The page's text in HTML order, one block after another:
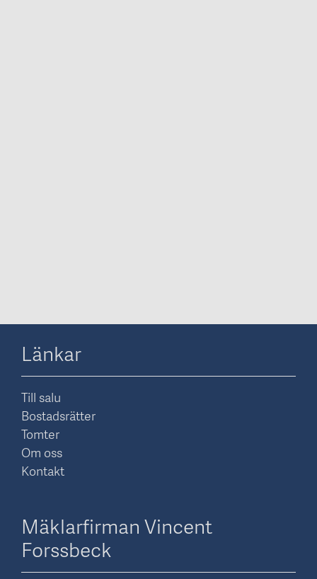
Länkar
Till salu
Bostadsrätter
Tomter
Om oss
Kontakt
Mäklarfirman Vincent
Forssbeck